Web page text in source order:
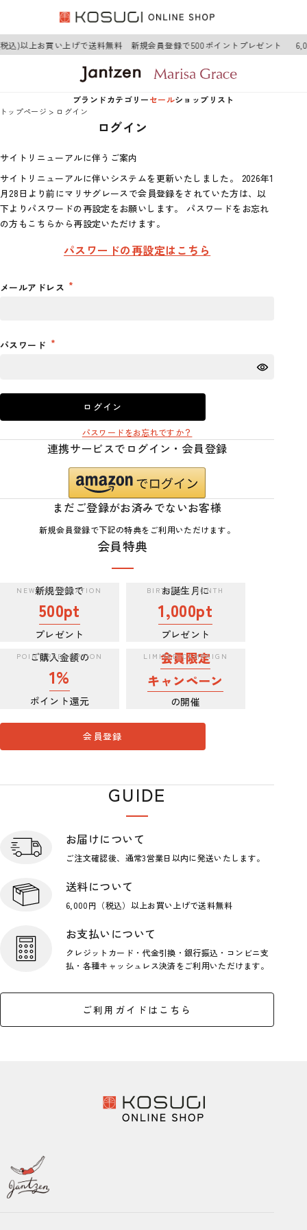
込)以上お買い上げで送料無料 新規会員登録で500ポイントプレゼント
ブランドカテゴリー
ワンピース
セールショップリスト
トップページ ログイン
ログイン
サイトリニューアルに伴うご案内
サイトリニューアルに伴いシステムを更新いたしました。 2026年1
月28日より前にマリサグレースで会員登録をされていた方は、以
下よりパスワードの再設定をお願いします。 パスワードをお忘れ
の方もこちらから再設定いただけます。
パスワードの再設定はこちら
メールアドレス
パスワード
ログイン
パスワードをお忘れですか？
連携サービスでログイン・会員登録
まだご登録がお済みでないお客様
新規会員登録で下記の特典をご利用いただけます。
会員特典
新規登録で
500pt
プレゼント
お誕生月に
1,000pt
プレゼント
ご購入金額の
1%
ポイント還元
会員限定
キャンペーン
の開催
会員登録
GUIDE
お届けについて
ご注文確認後、通常3営業日以内に発送いたします。
送料について
6,000円（税込）以上お買い上げで送料無料
お支払いについて
クレジットカード・代金引換・銀行振込・コンビニ支
払・各種キャッシュレス決済をご利用いただけます。
ご利用ガイドはこちら